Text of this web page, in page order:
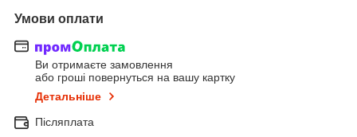
Умови оплати
Ви отримаєте замовлення
або гроші повернуться на вашу картку
Детальніше
Післяплата